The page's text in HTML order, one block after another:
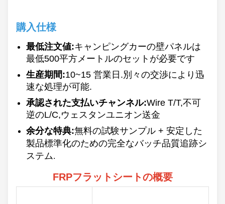
購入仕様
最低注文値:キャンピングカーの壁パネルは
最低500平方メートルのセットが必要です
生産期間:10~15 営業日.別々の交渉により迅
速な処理が可能.
承認された支払いチャンネル:Wire T/T,不可
逆のL/C,ウェスタンユニオン送金
余分な特典:無料の試験サンプル + 安定した
製品標準化のための完全なバッチ品質追跡シ
ステム.
FRPフラットシートの概要